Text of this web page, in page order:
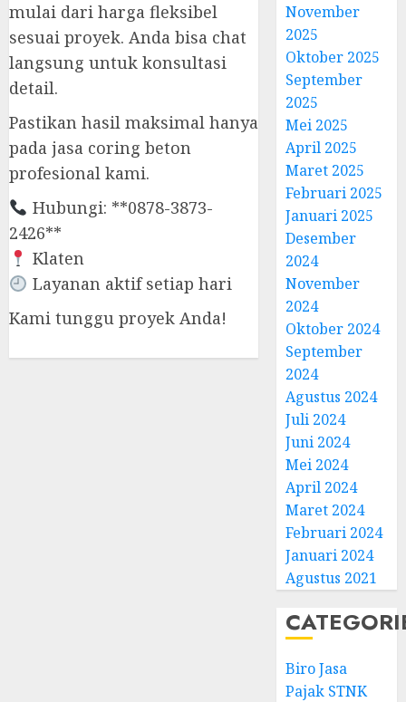
mulai dari harga fleksibel
sesuai proyek. Anda bisa chat
langsung untuk konsultasi
detail.
Pastikan hasil maksimal hanya
pada jasa coring beton
profesional kami.
Hubungi: **0878-3873-
2426**
Klaten
Layanan aktif setiap hari
Kami tunggu proyek Anda!
November
2025
Oktober 2025
September
2025
Mei 2025
April 2025
Maret 2025
Februari 2025
Januari 2025
Desember
2024
November
2024
Oktober 2024
September
2024
Agustus 2024
Juli 2024
Juni 2024
Mei 2024
April 2024
Maret 2024
Februari 2024
Januari 2024
Agustus 2021
Biro Jasa
Pajak STNK